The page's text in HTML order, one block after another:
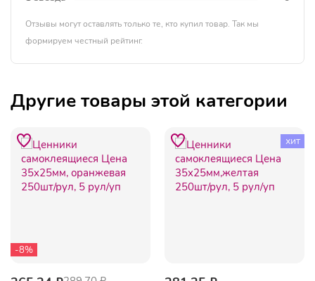
Отзывы могут оставлять только те, кто купил товар. Так мы
формируем честный рейтинг.
Другие товары этой категории
-8%
хит